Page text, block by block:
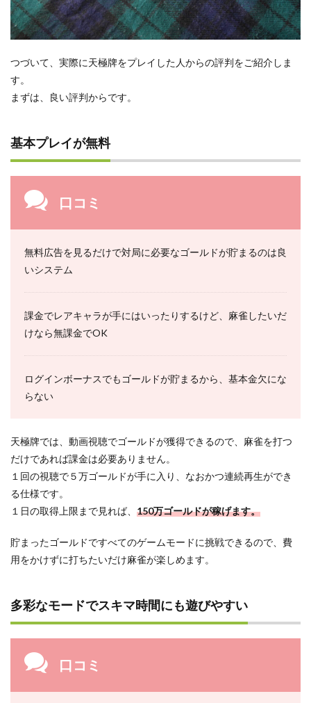
つづいて、実際に天極牌をプレイした人からの評判をご紹介しま
す。
まずは、良い評判からです。
基本プレイが無料
口コミ
無料広告を見るだけで対局に必要なゴールドが貯まるのは良
いシステム
課金でレアキャラが手にはいったりするけど、麻雀したいだ
けなら無課金でOK
ログインボーナスでもゴールドが貯まるから、基本金欠にな
らない
天極牌では、動画視聴でゴールドが獲得できるので、麻雀を打つ
だけであれば課金は必要ありません。
１回の視聴で５万ゴールドが手に入り、なおかつ連続再生ができ
る仕様です。
１日の取得上限まで見れば、 150万ゴールドが稼げます。
貯まったゴールドですべてのゲームモードに挑戦できるので、費
用をかけずに打ちたいだけ麻雀が楽しめます。
多彩なモードでスキマ時間にも遊びやすい
口コミ